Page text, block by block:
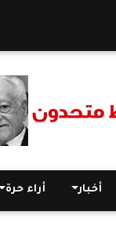
أخبار أراء حرة